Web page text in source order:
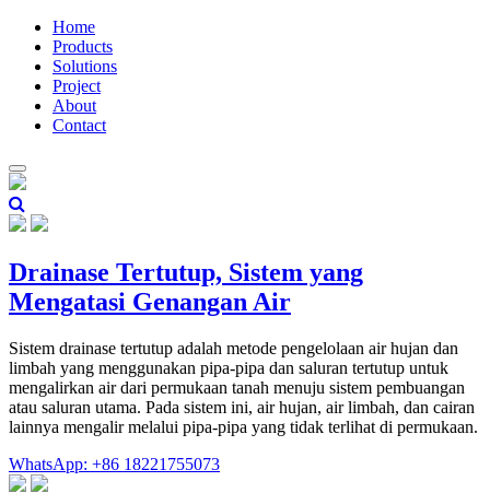
Home
Products
Solutions
Project
About
Contact
Drainase Tertutup, Sistem yang
Mengatasi Genangan Air
Sistem drainase tertutup adalah metode pengelolaan air hujan dan
limbah yang menggunakan pipa-pipa dan saluran tertutup untuk
mengalirkan air dari permukaan tanah menuju sistem pembuangan
atau saluran utama. Pada sistem ini, air hujan, air limbah, dan cairan
lainnya mengalir melalui pipa-pipa yang tidak terlihat di permukaan.
WhatsApp: +86 18221755073